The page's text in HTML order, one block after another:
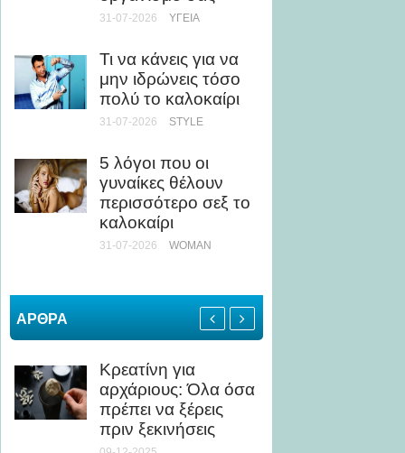
31-07-2026 ΥΓΕΊΑ
Τι να κάνεις για να
μην ιδρώνεις τόσο
πολύ το καλοκαίρι
31-07-2026 STYLE
5 λόγοι που οι
γυναίκες θέλουν
περισσότερο σεξ το
καλοκαίρι
31-07-2026 WOMAN
ΑΡΘΡΑ
Κρεατίνη για
αρχάριους: Όλα όσα
πρέπει να ξέρεις
πριν ξεκινήσεις